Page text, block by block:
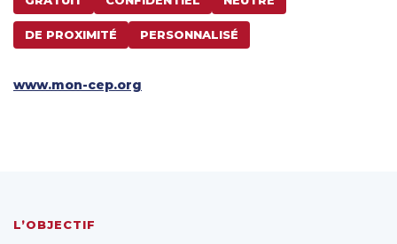
DE PROXIMITÉ PERSONNALISÉ
www.mon-cep.org
L’OBJECTIF